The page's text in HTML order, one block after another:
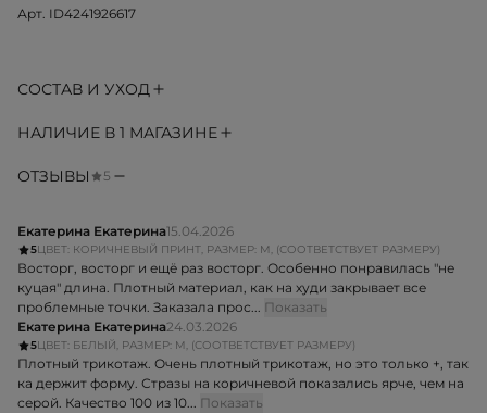
Арт. ID4241926617
СОСТАВ И УХОД
НАЛИЧИЕ В 1 МАГАЗИНЕ
ОТЗЫВЫ 5
Екатерина Екатерина15.04.2026
5ЦВЕТ: КОРИЧНЕВЫЙ ПРИНТ, РАЗМЕР: M, (СООТВЕТСТВУЕТ РАЗМЕРУ)
Восторг, восторг и ещё раз восторг. Особенно понравилась "не
куцая" длина. Плотный материал, как на худи закрывает все
проблемные точки. Заказала прос... Показать
Екатерина Екатерина24.03.2026
5ЦВЕТ: БЕЛЫЙ, РАЗМЕР: M, (СООТВЕТСТВУЕТ РАЗМЕРУ)
Плотный трикотаж. Очень плотный трикотаж, но это только +, так
ка держит форму. Стразы на коричневой показались ярче, чем на
серой. Качество 100 из 10... Показать